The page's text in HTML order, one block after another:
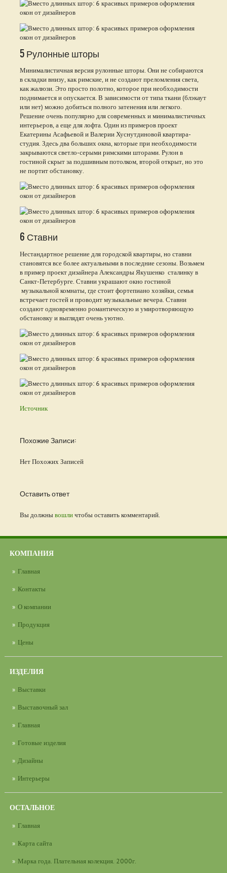
5 Рулонные шторы
Минималистичная версия рулонные шторы. Они не собираются
в складки внизу, как римские, и не создают преломления света,
как жалюзи. Это просто полотно, которое при необходимости
поднимается и опускается. В зависимости от типа ткани (блэкаут
или нет) можно добиться полного затенения или легкого.
Решение очень популярно для современных и минималистичных
интерьеров, а еще для лофта. Один из примеров проект
Екатерины Асафьевой и Валерии Хуснутдиновой квартира-
студия. Здесь два больших окна, которые при необходимости
закрываются светло-серыми римскими шторами. Рулон в
гостиной скрыт за подшивным потолком, второй открыт, но это
не портит обстановку.
6 Ставни
Нестандартное решение для городской квартиры, но ставни
становятся все более актуальными в последние сезоны. Возьмем
в пример проект дизайнера Александры Якушенко сталинку в
Санкт-Петербурге. Ставни украшают окно гостиной
музыкальной комнаты, где стоит фортепиано хозяйки, семья
встречает гостей и проводит музыкальные вечера. Ставни
создают одновременно романтическую и умиротворяющую
обстановку и выглядят очень уютно.
Источник
Похожие Записи:
Нет Похожих Записей
Оставить ответ
Вы должнывошличтобы оставить комментарий.
КОМПАНИЯ
Главная
Контакты
О компании
Продукция
Цены
ИЗДЕЛИЯ
Выставки
Выставочный зал
Главная
Готовые изделия
Дизайны
Интерьеры
ОСТАЛЬНОЕ
Главная
Карта сайта
Марка года. Плательная колекция. 2000г.